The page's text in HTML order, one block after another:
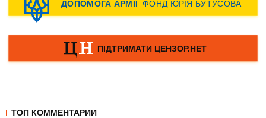
ТОП КОММЕНТАРИИ